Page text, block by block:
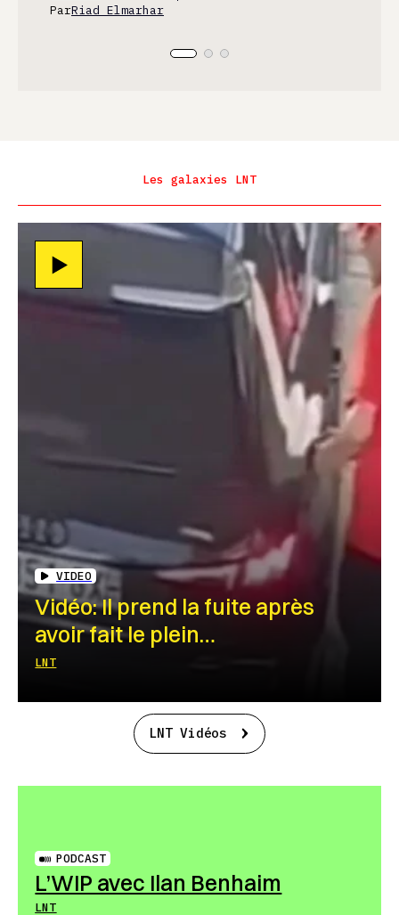
ParRiad Elmarhar
Les galaxies LNT
VIDEO
Vidéo: Il prend la fuite après
avoir fait le plein…
LNT
LNT Vidéos
PODCAST
L’WIP avec Ilan Benhaim
LNT